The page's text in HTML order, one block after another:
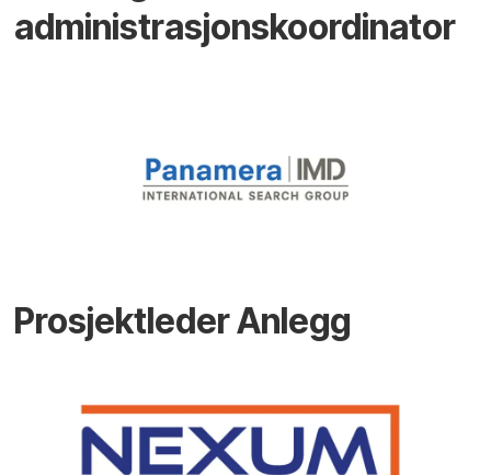
administrasjonskoordinator
Prosjektleder Anlegg